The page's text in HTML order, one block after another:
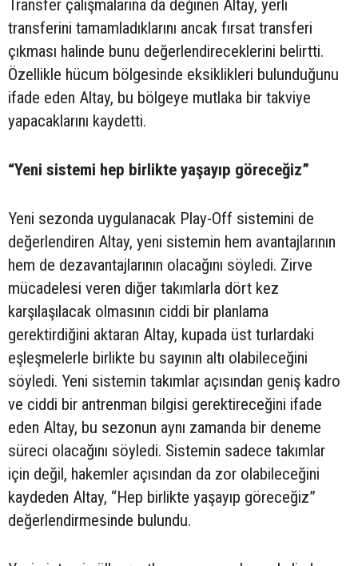
Transfer çalışmalarına da değinen Altay, yerli
transferini tamamladıklarını ancak fırsat transferi
çıkması halinde bunu değerlendireceklerini belirtti.
Özellikle hücum bölgesinde eksiklikleri bulunduğunu
ifade eden Altay, bu bölgeye mutlaka bir takviye
yapacaklarını kaydetti.
“Yeni sistemi hep birlikte yaşayıp göreceğiz”
Yeni sezonda uygulanacak Play-Off sistemini de
değerlendiren Altay, yeni sistemin hem avantajlarının
hem de dezavantajlarının olacağını söyledi. Zirve
mücadelesi veren diğer takımlarla dört kez
karşılaşılacak olmasının ciddi bir planlama
gerektirdiğini aktaran Altay, kupada üst turlardaki
eşleşmelerle birlikte bu sayının altı olabileceğini
söyledi. Yeni sistemin takımlar açısından geniş kadro
ve ciddi bir antrenman bilgisi gerektireceğini ifade
eden Altay, bu sezonun aynı zamanda bir deneme
süreci olacağını söyledi. Sistemin sadece takımlar
için değil, hakemler açısından da zor olabileceğini
kaydeden Altay, “Hep birlikte yaşayıp göreceğiz”
değerlendirmesinde bulundu.